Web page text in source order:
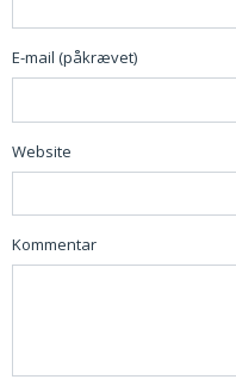
E-mail (påkrævet)
Website
Kommentar